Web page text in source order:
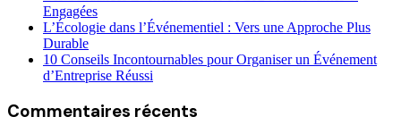
Engagées
L’Écologie dans l’Événementiel : Vers une Approche Plus
Durable
10 Conseils Incontournables pour Organiser un Événement
d’Entreprise Réussi
Commentaires récents